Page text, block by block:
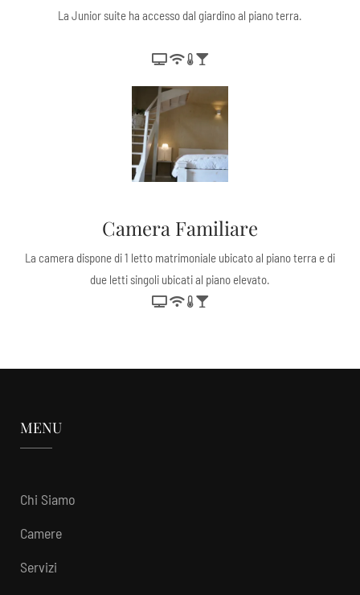
La Junior suite ha accesso dal giardino al piano terra.
Camera Familiare
La camera dispone di 1 letto matrimoniale ubicato al piano terra e di
due letti singoli ubicati al piano elevato.
MENU
Chi Siamo
Camere
Servizi